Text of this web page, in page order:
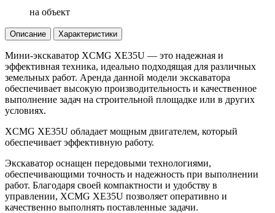
на объект
Описание Характеристики
Мини-экскаватор XCMG XE35U — это надежная и
эффективная техника, идеально подходящая для различных
земельных работ. Аренда данной модели экскаватора
обеспечивает высокую производительность и качественное
выполнение задач на строительной площадке или в других
условиях.
XCMG XE35U обладает мощным двигателем, который
обеспечивает эффективную работу.
Экскаватор оснащен передовыми технологиями,
обеспечивающими точность и надежность при выполнении
работ. Благодаря своей компактности и удобству в
управлении, XCMG XE35U позволяет оперативно и
качественно выполнять поставленные задачи.